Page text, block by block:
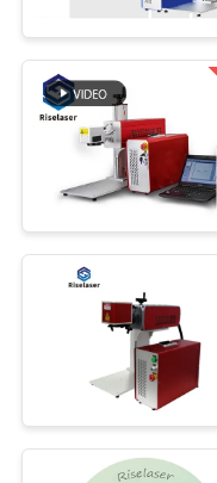
TENTANG
KAMI
PABRIK
KONTROL
KUALITAS
HUBUNGI
KAMI
Mesin